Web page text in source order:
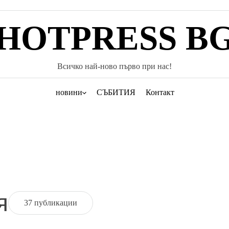
Всичко най-ново първо при нас!
новини СЪБИТИЯ Контакт
37 публикации